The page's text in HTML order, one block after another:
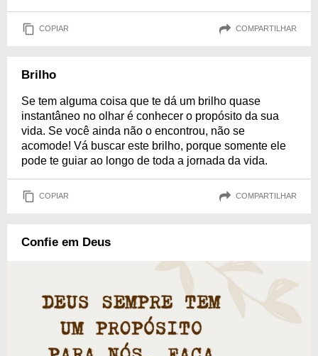
COPIAR COMPARTILHAR
Brilho
Se tem alguma coisa que te dá um brilho quase
instantâneo no olhar é conhecer o propósito da sua
vida. Se você ainda não o encontrou, não se
acomode! Vá buscar este brilho, porque somente ele
pode te guiar ao longo de toda a jornada da vida.
COPIAR COMPARTILHAR
Confie em Deus